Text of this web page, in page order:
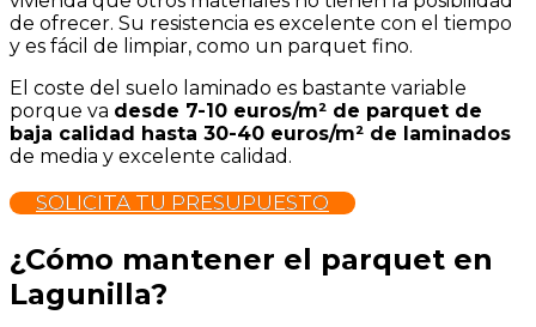
de ofrecer. Su resistencia es excelente con el tiempo
y es fácil de limpiar, como un parquet fino.
El coste del suelo laminado es bastante variable
porque va desde 7-10 euros/m² de parquet de
baja calidad hasta 30-40 euros/m² de laminados
de media y excelente calidad.
SOLICITA TU PRESUPUESTO
¿Cómo mantener el parquet en
Lagunilla?